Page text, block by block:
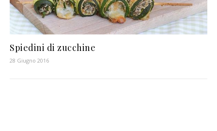
Spiedini di zucchine
28 Giugno 2016